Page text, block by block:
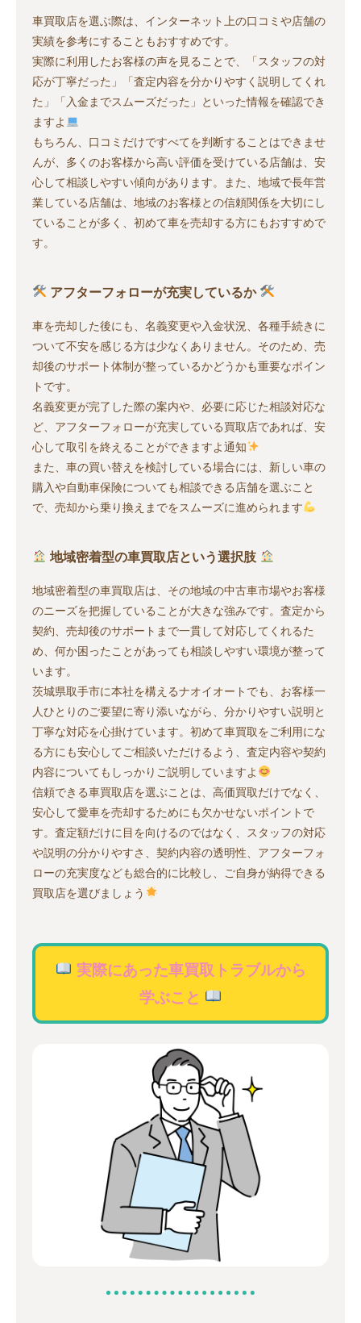
車買取店を選ぶ際は、インターネット上の口コミや店舗の
実績を参考にすることもおすすめです。
実際に利用したお客様の声を見ることで、「スタッフの対
応が丁寧だった」「査定内容を分かりやすく説明してくれ
た」「入金までスムーズだった」といった情報を確認でき
ますよ
もちろん、口コミだけですべてを判断することはできませ
んが、多くのお客様から高い評価を受けている店舗は、安
心して相談しやすい傾向があります。また、地域で長年営
業している店舗は、地域のお客様との信頼関係を大切にし
ていることが多く、初めて車を売却する方にもおすすめで
す。
アフターフォローが充実しているか
車を売却した後にも、名義変更や入金状況、各種手続きに
ついて不安を感じる方は少なくありません。そのため、売
却後のサポート体制が整っているかどうかも重要なポイン
トです。
名義変更が完了した際の案内や、必要に応じた相談対応な
ど、アフターフォローが充実している買取店であれば、安
心して取引を終えることができますよ通知
また、車の買い替えを検討している場合には、新しい車の
購入や自動車保険についても相談できる店舗を選ぶこと
で、売却から乗り換えまでをスムーズに進められます
地域密着型の車買取店という選択肢
地域密着型の車買取店は、その地域の中古車市場やお客様
のニーズを把握していることが大きな強みです。査定から
契約、売却後のサポートまで一貫して対応してくれるた
め、何か困ったことがあっても相談しやすい環境が整って
います。
茨城県取手市に本社を構えるナオイオートでも、お客様一
人ひとりのご要望に寄り添いながら、分かりやすい説明と
丁寧な対応を心掛けています。初めて車買取をご利用にな
る方にも安心してご相談いただけるよう、査定内容や契約
内容についてもしっかりご説明していますよ
信頼できる車買取店を選ぶことは、高価買取だけでなく、
安心して愛車を売却するためにも欠かせないポイントで
す。査定額だけに目を向けるのではなく、スタッフの対応
や説明の分かりやすさ、契約内容の透明性、アフターフォ
ローの充実度なども総合的に比較し、ご自身が納得できる
買取店を選びましょう
実際にあった車買取トラブルから
学ぶこと